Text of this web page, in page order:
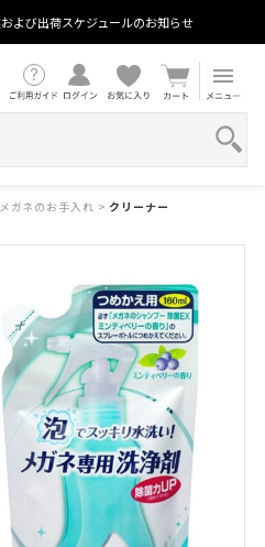
よび出荷スケジュールのお知らせ
メガネのお手入れ > クリーナー